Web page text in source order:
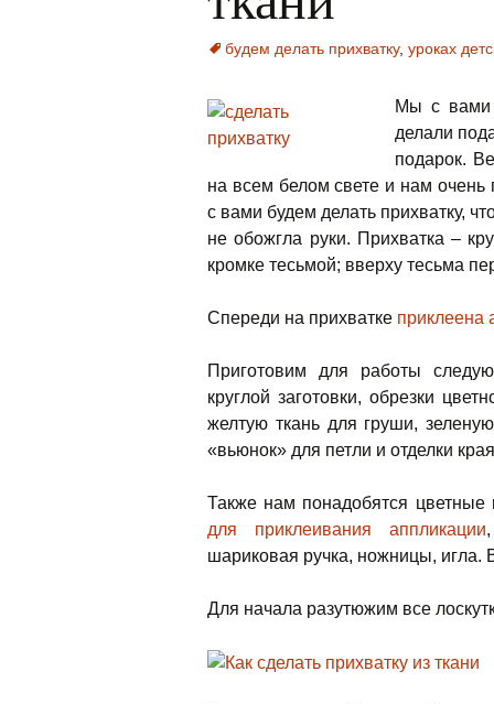
будем делать прихватку, уроках
Мы с вами
делали
подарок.
на всем белом свете и нам очень
с вами будем делать прихватку,
не обожгла руки. Прихватка –
кромке тесьмой; вверху тесьма
Спереди на прихватке приклеена
Приготовим для работы
круглой заготовки, обрезки
желтую ткань для груши,
«вьюнок» для петли и отделки
Также нам понадобятся цветные
для приклеивания аппликации
шариковая ручка, ножницы, игла.
Для начала разутюжим все